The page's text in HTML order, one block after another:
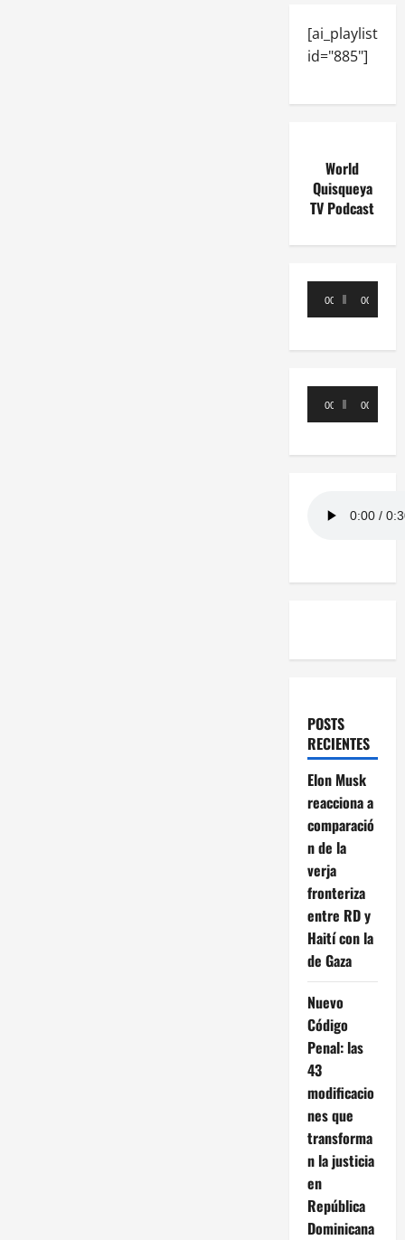
[ai_playlist
id="885"]
World
Quisqueya
TV Podcast
Reproductor
de
00:00 00:00
Reproductor
de
00:00 00:00
POSTS
RECIENTES
Elon Musk
reacciona a
comparació
n de la
verja
fronteriza
entre RD y
Haití con la
de Gaza
Nuevo
Código
Penal: las
43
modificacio
nes que
transforma
n la justicia
en
República
Dominicana